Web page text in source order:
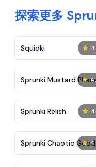
探索更多
★
Squidki
★
Sprunki Mustard
2
★
Sprunki Relish
★
Sprunki Chaotic Good